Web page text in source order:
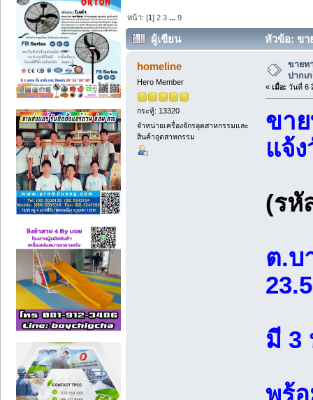
หน้า: [1]2 3 ...9
ผู้เขียน
หัวข้อ: ขา
7669 ครั้ง)
homeline
Hero Member
กระทู้: 13320
จำหน่ายเครื่องจักรอุตสาหกรรมและ
สินค้าอุตสาหกรรม
ขายท
ปากเ
« เมื่อ: วันที่ 6
ขา
แจ้
(รหั
ต.บ
มี 3
พร้